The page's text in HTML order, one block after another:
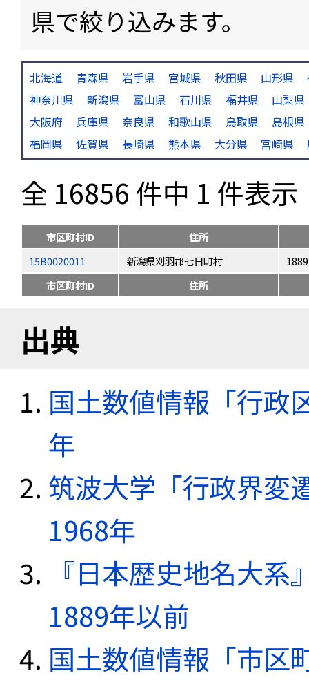
県で絞り込みます。
北海道 青森県 岩手県 宮城県 秋田県 山形県
神奈川県
新潟県 富山県 石川県 福井県
山梨県
大阪府
兵庫県 奈良県 和歌山県 鳥取県
島根県
福岡県
佐賀県 長崎県 熊本県 大分県 宮崎県
全 16856 件中 1 件表示
市区町村ID
住所
15B0020011
新潟県刈羽郡七日町村
市区町村ID
住所
出典
国土数値情報「行政
年
筑波大学「行政界変
1968年
『日本歴史地名大
1889年以前
国土数値情報「市区